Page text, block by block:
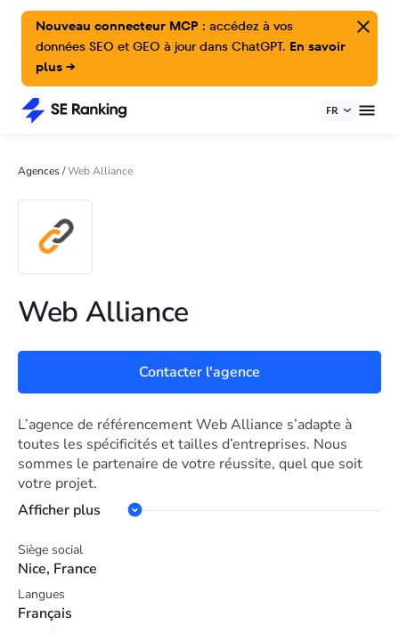
Nouveau connecteur MCP : accédez à vos
données SEO et GEO à jour dans ChatGPT. En savoir
plus →
FR
Agences/Web Alliance
Web Alliance
Contacter l'agence
L’agence de référencement Web Alliance s’adapte à
toutes les spécificités et tailles d’entreprises. Nous
sommes le partenaire de votre réussite, quel que soit
votre projet.
Afficher plus
Siège social
Nice, France
Langues
Français